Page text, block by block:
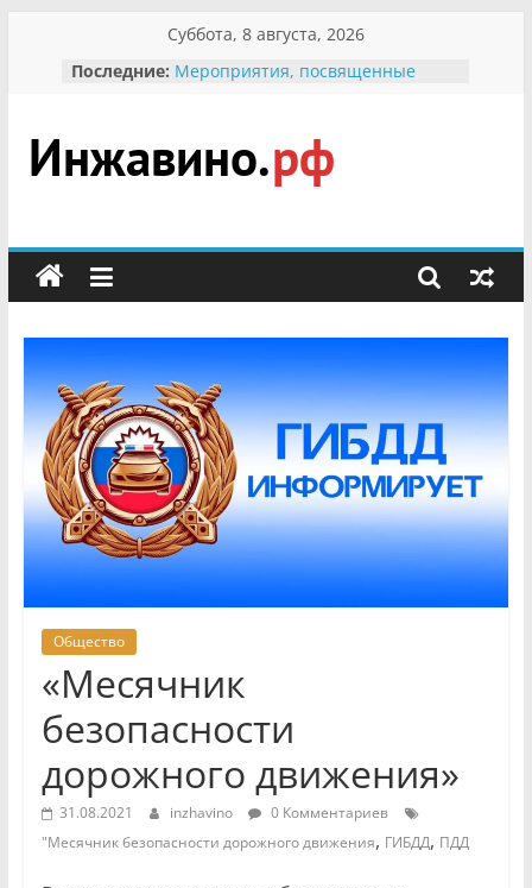
содержимому
Суббота, 8 августа, 2026
Последние: Мероприятия, посвященные
гражданин Инжавинского округа»
участнице Великой
Отечественной, фронтовичке
Безопасность в сети Интернет
мероприятии «Сохраним
первоцветы!»
В вольере Воронинского
заповедника родились крапчатые
суслики
Инжавино.рф
сельский
портал
Общество
«Месячник
безопасности
дорожного движения»
31.08.2021 inzhavino
0 Комментариев
"Месячник безопасности дорожного движения, ГИБДД, ПДД